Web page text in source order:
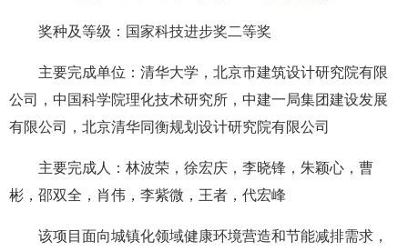
奖种及等级：国家科技进步奖二等奖
主要完成单位：清华大学，北京市建筑设计研究院有限
公司，中国科学院理化技术研究所，中建一局集团建设发展
有限公司，北京清华同衡规划设计研究院有限公司
主要完成人：林波荣，徐宏庆，李晓锋，朱颖心，曹
彬，邵双全，肖伟，李紫微，王者，代宏峰
该项目面向城镇化领域健康环境营造和节能减排需求，